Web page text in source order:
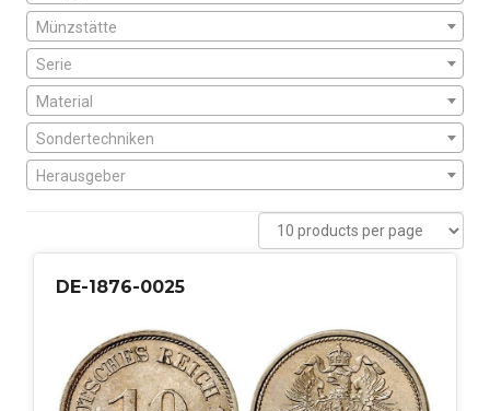
Münzstätte
Serie
Material
Sondertechniken
Herausgeber
DE-1876-0025